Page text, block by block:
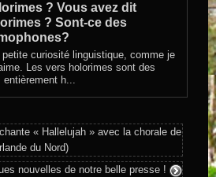
? Vous avez dit
? Sont-ce des
petite curiosité linguistique, comme je
Les vers holorimes sont des
entièrement h...
« Hallelujah » avec la chorale de
du Nord)
nouvelles de notre belle presse !